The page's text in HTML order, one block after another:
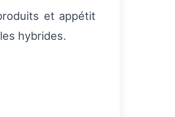
et appétit
hybrides.